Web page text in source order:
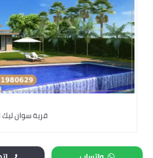
قرية سوان